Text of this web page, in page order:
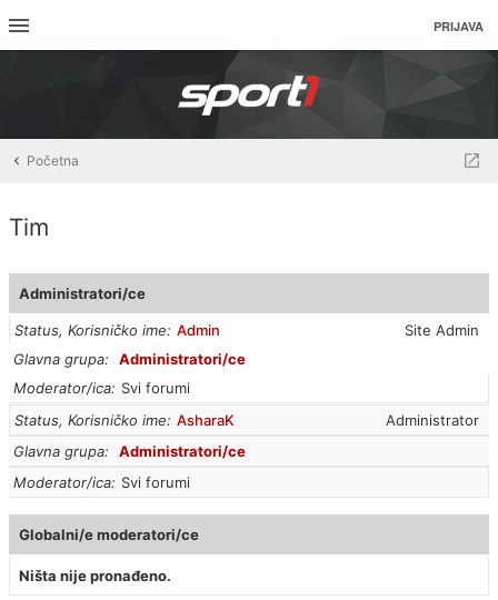
PRIJAVA
Početna
Tim
Administratori/ce
Status, Korisničko ime Site Admin
Admin
Glavna grupa
Administratori/ce
Moderator/ica
Svi forumi
Status, Korisničko ime
Administrator
AsharaK
Glavna grupa
Administratori/ce
Moderator/ica
Svi forumi
Globalni/e moderatori/ce
Ništa nije pronađeno.